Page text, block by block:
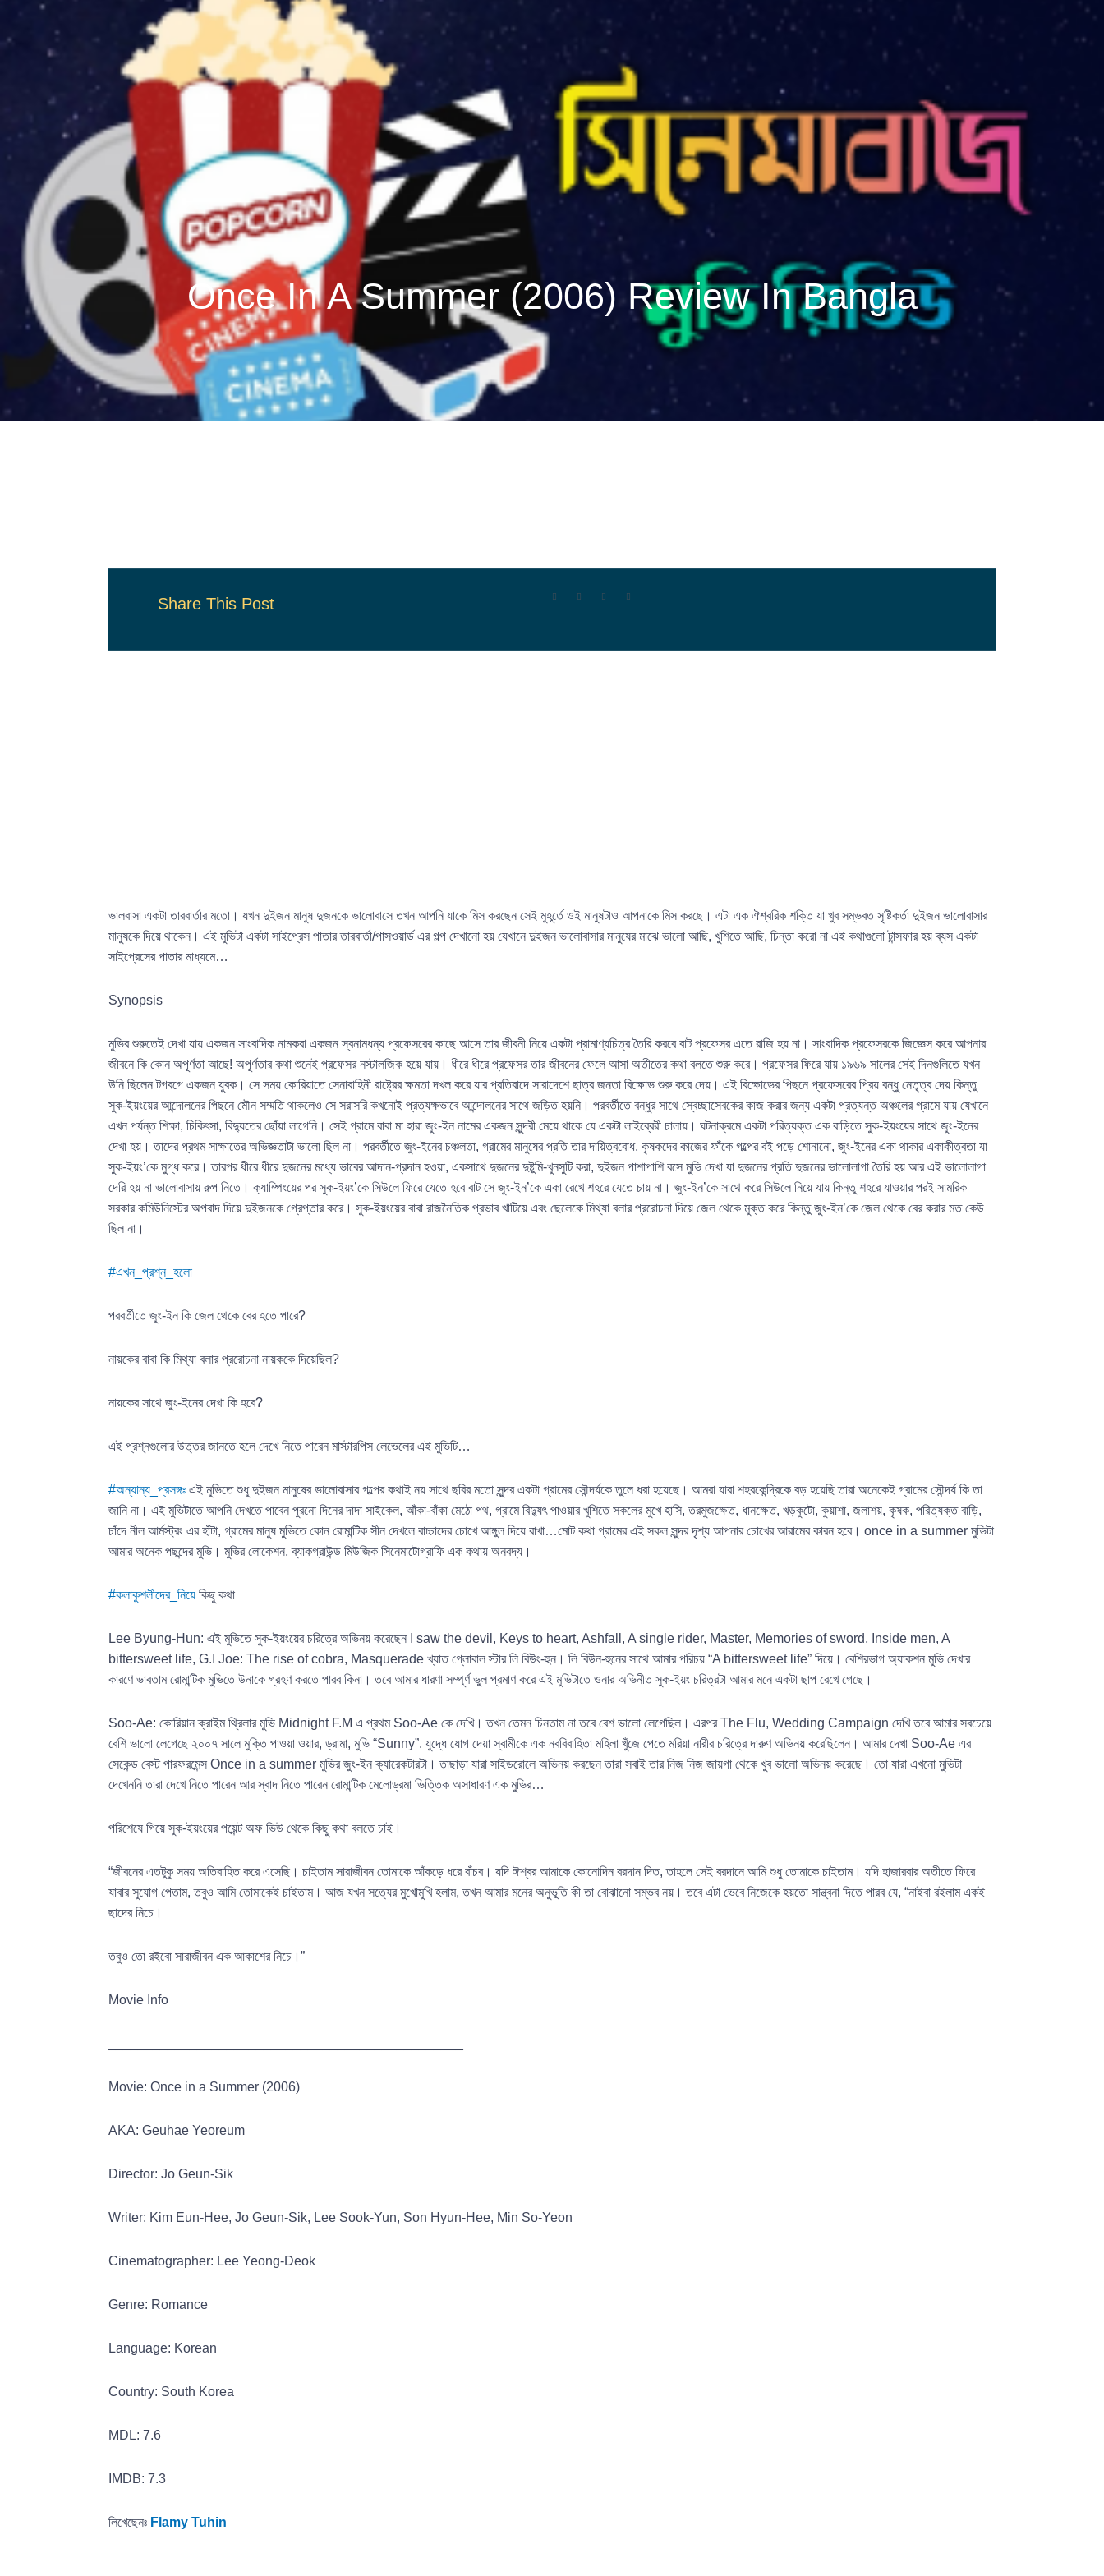
Once In A Summer (2006) Review In Bangla
Share This Post
ভালবাসা একটা তারবার্তার মতো। যখন দুইজন মানুষ দুজনকে ভালোবাসে তখন আপনি যাকে মিস করছেন সেই মুহূর্তে ওই মানুষটাও আপনাকে মিস করছে। এটা এক ঐশ্বরিক শক্তি যা খুব সম্ভবত সৃষ্টিকর্তা দুইজন ভালোবাসার
মানুষকে দিয়ে থাকেন। এই মুভিটা একটা সাইপ্রেস পাতার তারবার্তা/পাসওয়ার্ড এর গল্প দেখানো হয় যেখানে দুইজন ভালোবাসার মানুষের মাঝে ভালো আছি, খুশিতে আছি, চিন্তা করো না এই কথাগুলো টান্সফার হয় ব্যস একটা
সাইপ্রেসের পাতার মাধ্যমে…
Synopsis
মুভির শুরুতেই দেখা যায় একজন সাংবাদিক নামকরা একজন স্বনামধন্য প্রফেসরের কাছে আসে তার জীবনী নিয়ে একটা প্রামাণ্যচিত্র তৈরি করবে বাট প্রফেসর এতে রাজি হয় না। সাংবাদিক প্রফেসরকে জিজ্ঞেস করে আপনার
জীবনে কি কোন অপূর্ণতা আছে! অপূর্ণতার কথা শুনেই প্রফেসর নস্টালজিক হয়ে যায়। ধীরে ধীরে প্রফেসর তার জীবনের ফেলে আসা অতীতের কথা বলতে শুরু করে। প্রফেসর ফিরে যায় ১৯৬৯ সালের সেই দিনগুলিতে যখন
উনি ছিলেন টগবগে একজন যুবক। সে সময় কোরিয়াতে সেনাবাহিনী রাষ্ট্রের ক্ষমতা দখল করে যার প্রতিবাদে সারাদেশে ছাত্র জনতা বিক্ষোভ শুরু করে দেয়। এই বিক্ষোভের পিছনে প্রফেসরের প্রিয় বন্ধু নেতৃত্ব দেয় কিন্তু
সুক-ইয়ংয়ের আন্দোলনের পিছনে মৌন সম্মতি থাকলেও সে সরাসরি কখনোই প্রত্যক্ষভাবে আন্দোলনের সাথে জড়িত হয়নি। পরবর্তীতে বন্ধুর সাথে স্বেচ্ছাসেবকের কাজ করার জন্য একটা প্রত্যন্ত অঞ্চলের গ্রামে যায় যেখানে
এখন পর্যন্ত শিক্ষা, চিকিৎসা, বিদ্যুতের ছোঁয়া লাগেনি। সেই গ্রামে বাবা মা হারা জুং-ইন নামের একজন সুন্দরী মেয়ে থাকে যে একটা লাইব্রেরী চালায়। ঘটনাক্রমে একটা পরিত্যক্ত এক বাড়িতে সুক-ইয়ংয়ের সাথে জুং-ইনের
দেখা হয়। তাদের প্রথম সাক্ষাতের অভিজ্ঞতাটা ভালো ছিল না। পরবর্তীতে জুং-ইনের চঞ্চলতা, গ্রামের মানুষের প্রতি তার দায়িত্ববোধ, কৃষকদের কাজের ফাঁকে গল্পের বই পড়ে শোনানো, জুং-ইনের একা থাকার একাকীত্বতা যা
সুক-ইয়ং’কে মুগ্ধ করে। তারপর ধীরে ধীরে দুজনের মধ্যে ভাবের আদান-প্রদান হওয়া, একসাথে দুজনের দুষ্টুমি-খুনসুটি করা, দুইজন পাশাপাশি বসে মুভি দেখা যা দুজনের প্রতি দুজনের ভালোলাগা তৈরি হয় আর এই ভালোলাগা
দেরি হয় না ভালোবাসায় রুপ নিতে। ক্যাম্পিংয়ের পর সুক-ইয়ং’কে সিউলে ফিরে যেতে হবে বাট সে জুং-ইন’কে একা রেখে শহরে যেতে চায় না। জুং-ইন’কে সাথে করে সিউলে নিয়ে যায় কিন্তু শহরে যাওয়ার পরই সামরিক
সরকার কমিউনিস্টের অপবাদ দিয়ে দুইজনকে গ্রেপ্তার করে। সুক-ইয়ংয়ের বাবা রাজনৈতিক প্রভাব খাটিয়ে এবং ছেলেকে মিথ্যা বলার প্ররোচনা দিয়ে জেল থেকে মুক্ত করে কিন্তু জুং-ইন’কে জেল থেকে বের করার মত কেউ
ছিল না।
#এখন_প্রশ্ন_হলো
পরবর্তীতে জুং-ইন কি জেল থেকে বের হতে পারে?
নায়কের বাবা কি মিথ্যা বলার প্ররোচনা নায়ককে দিয়েছিল?
নায়কের সাথে জুং-ইনের দেখা কি হবে?
এই প্রশ্নগুলোর উত্তর জানতে হলে দেখে নিতে পারেন মাস্টারপিস লেভেলের এই মুভিটি…
#অন্যান্য_প্রসঙ্গঃ এই মুভিতে শুধু দুইজন মানুষের ভালোবাসার গল্পের কথাই নয় সাথে ছবির মতো সুন্দর একটা গ্রামের সৌন্দর্যকে তুলে ধরা হয়েছে। আমরা যারা শহরকেন্দ্রিকে বড় হয়েছি তারা অনেকেই গ্রামের সৌন্দর্য কি তা
জানি না। এই মুভিটাতে আপনি দেখতে পাবেন পুরনো দিনের দাদা সাইকেল, আঁকা-বাঁকা মেঠো পথ, গ্রামে বিদ্যুৎ পাওয়ার খুশিতে সকলের মুখে হাসি, তরমুজক্ষেত, ধানক্ষেত, খড়কুটো, কুয়াশা, জলাশয়, কৃষক, পরিত্যক্ত বাড়ি,
চাঁদে নীল আর্মস্ট্রং এর হাঁটা, গ্রামের মানুষ মুভিতে কোন রোমান্টিক সীন দেখলে বাচ্চাদের চোখে আঙ্গুল দিয়ে রাখা…মোট কথা গ্রামের এই সকল সুন্দর দৃশ্য আপনার চোখের আরামের কারন হবে। once in a summer মুভিটা
আমার অনেক পছন্দের মুভি। মুভির লোকেশন, ব্যাকগ্রাউন্ড মিউজিক সিনেমাটোগ্রাফি এক কথায় অনবদ্য।
#কলাকুশলীদের_নিয়ে কিছু কথা
Lee Byung-Hun: এই মুভিতে সুক-ইয়ংয়ের চরিত্রে অভিনয় করেছেন I saw the devil, Keys to heart, Ashfall, A single rider, Master, Memories of sword, Inside men, A
bittersweet life, G.I Joe: The rise of cobra, Masquerade খ্যাত গ্লোবাল স্টার লি বিউং-হুন। লি বিউন-হুনের সাথে আমার পরিচয় “A bittersweet life” দিয়ে। বেশিরভাগ অ্যাকশন মুভি দেখার
কারণে ভাবতাম রোমান্টিক মুভিতে উনাকে গ্রহণ করতে পারব কিনা। তবে আমার ধারণা সম্পূর্ণ ভুল প্রমাণ করে এই মুভিটাতে ওনার অভিনীত সুক-ইয়ং চরিত্রটা আমার মনে একটা ছাপ রেখে গেছে।
Soo-Ae: কোরিয়ান ক্রাইম থ্রিলার মুভি Midnight F.M এ প্রথম Soo-Ae কে দেখি। তখন তেমন চিনতাম না তবে বেশ ভালো লেগেছিল। এরপর The Flu, Wedding Campaign দেখি তবে আমার সবচেয়ে
বেশি ভালো লেগেছে ২০০৭ সালে মুক্তি পাওয়া ওয়ার, ড্রামা, মুভি “Sunny”. যুদ্ধে যোগ দেয়া স্বামীকে এক নববিবাহিতা মহিলা খুঁজে পেতে মরিয়া নারীর চরিত্রে দারুণ অভিনয় করেছিলেন। আমার দেখা Soo-Ae এর
সেকেন্ড বেস্ট পারফরমেন্স Once in a summer মুভির জুং-ইন ক্যারেকটারটা। তাছাড়া যারা সাইডরোলে অভিনয় করছেন তারা সবাই তার নিজ নিজ জায়গা থেকে খুব ভালো অভিনয় করেছে। তো যারা এখনো মুভিটা
দেখেননি তারা দেখে নিতে পারেন আর স্বাদ নিতে পারেন রোমান্টিক মেলোড্রমা ভিত্তিক অসাধারণ এক মুভির…
পরিশেষে গিয়ে সুক-ইয়ংয়ের পয়েন্ট অফ ভিউ থেকে কিছু কথা বলতে চাই।
“জীবনের এতটুকু সময় অতিবাহিত করে এসেছি। চাইতাম সারাজীবন তোমাকে আঁকড়ে ধরে বাঁচব। যদি ঈশ্বর আমাকে কোনোদিন বরদান দিত, তাহলে সেই বরদানে আমি শুধু তোমাকে চাইতাম। যদি হাজারবার অতীতে ফিরে
যাবার সুযোগ পেতাম, তবুও আমি তোমাকেই চাইতাম। আজ যখন সত্যের মুখোমুখি হলাম, তখন আমার মনের অনুভূতি কী তা বোঝানো সম্ভব নয়। তবে এটা ভেবে নিজেকে হয়তো সান্ত্বনা দিতে পারব যে, “নাইবা রইলাম একই
ছাদের নিচে।
তবুও তো রইবো সারাজীবন এক আকাশের নিচে।”
Movie Info
Movie: Once in a Summer (2006)
AKA: Geuhae Yeoreum
Director: Jo Geun-Sik
Writer: Kim Eun-Hee, Jo Geun-Sik, Lee Sook-Yun, Son Hyun-Hee, Min So-Yeon
Cinematographer: Lee Yeong-Deok
Genre: Romance
Language: Korean
Country: South Korea
MDL: 7.6
IMDB: 7.3
লিখেছেনঃ Flamy Tuhin